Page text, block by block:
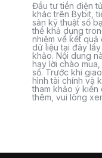
Đầu tư tiền điện
khác trên Bybit,
sản kỹ thuật số
thể khả dụng
nhiệm về kết
dữ liệu tại đây
khảo. Nội dung
hay lời chào
số. Trước khi
hình tài chính và
tham khảo ý kiến
thêm, vui lòng